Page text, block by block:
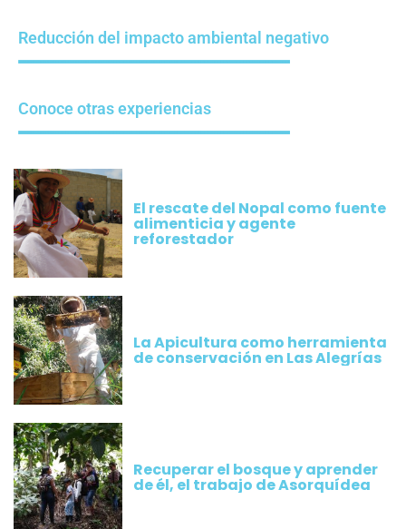
Reducción del impacto ambiental negativo
Conoce otras experiencias
El rescate del Nopal como fuente
alimenticia y agente
reforestador
La Apicultura como herramienta
de conservación en Las Alegrías
Recuperar el bosque y aprender
de él, el trabajo de Asorquídea